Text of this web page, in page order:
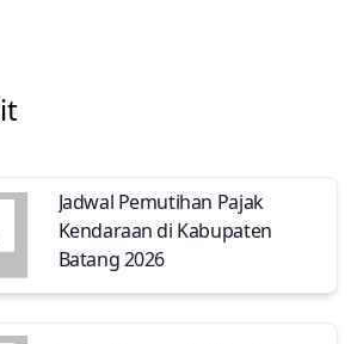
Jadwal Pemutihan Pajak
Kendaraan di Kabupaten
Batang 2026